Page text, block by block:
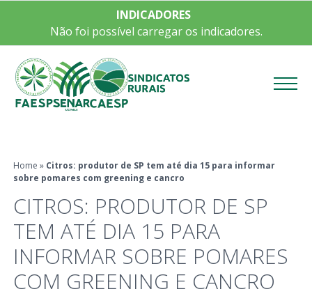
INDICADORES
Não foi possível carregar os indicadores.
Home » Citros: produtor de SP tem até dia 15 para informar
sobre pomares com greening e cancro
CITROS: PRODUTOR DE SP
TEM ATÉ DIA 15 PARA
INFORMAR SOBRE POMARES
COM GREENING E CANCRO